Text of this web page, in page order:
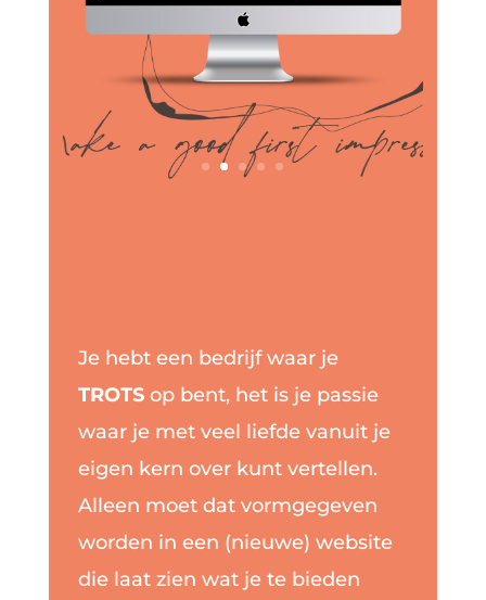
Je hebt een bedrijf waar je
TROTSop bent, het is je passie
waar je met veel liefde vanuit je
eigen kern over kunt vertellen.
Alleen moet dat vormgegeven
worden in een (nieuwe) website
die laat zien wat je te bieden